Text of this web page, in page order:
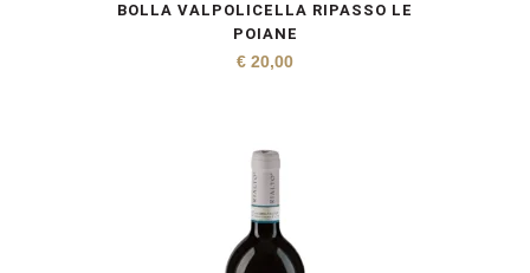
BOLLA VALPOLICELLA RIPASSO LE
POIANE
€ 20,00